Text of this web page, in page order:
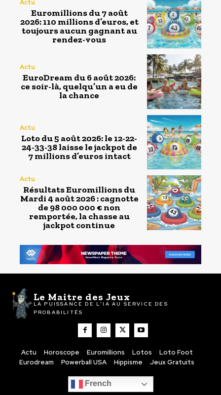
Actu
Euromillions du 7 août
2026: 110 millions d’euros, et
toujours aucun gagnant au
rendez-vous
Actu
EuroDream du 6 août 2026:
ce soir-là, quelqu’un a eu de
la chance
Actu
Loto du 5 août 2026: le 12-22-
24-33-38 laisse le jackpot de
7 millions d’euros intact
Actu
Résultats Euromillions du
Mardi 4 août 2026 : cagnotte
de 98 000 000 € non
remportée, la chasse au
jackpot continue
Le Maitre des Jeux
LA PUISSANCE DE L'IA AU SERVICE DES
PROBABILITÉS
Actu Horoscope Euromillions Lotos
Loto Foot
Eurodream
Powerball USA Hippisme Jeux Gratuits
French